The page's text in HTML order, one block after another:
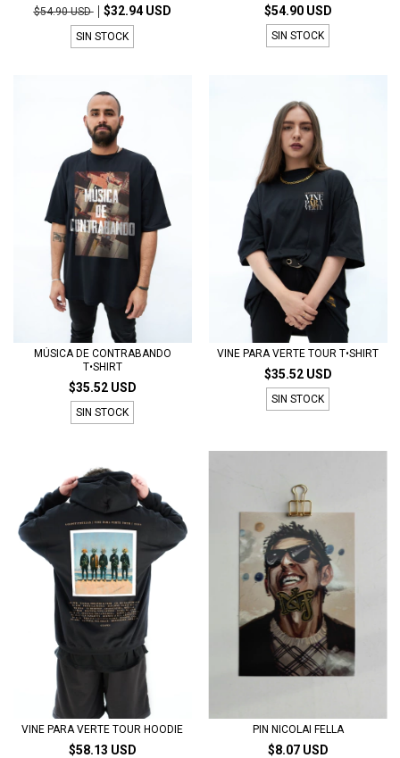
$54.90 USD
$32.94 USD
SIN STOCK
$54.90 USD
SIN STOCK
MÚSICA DE CONTRABANDO
T•SHIRT
$35.52 USD
SIN STOCK
VINE PARA VERTE TOUR T•SHIRT
$35.52 USD
SIN STOCK
VINE PARA VERTE TOUR HOODIE
$58.13 USD
PIN NICOLAI FELLA
$8.07 USD